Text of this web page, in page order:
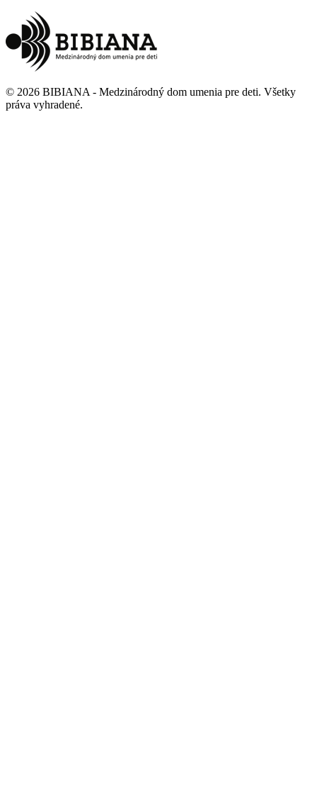
© 2026 BIBIANA - Medzinárodný dom umenia pre deti. Všetky
práva vyhradené.